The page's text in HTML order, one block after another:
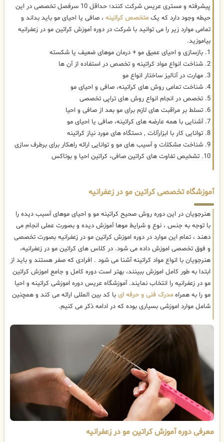
پیشرفته و مستری عریس شرکت کنند؛ حداقل 10 سرفصل تخصصی در این
حیطه وجود دارد که یک متخصص کراتینه ، صافی یا احیای مو باید بداند و
تمامی موارد زیر را می توانید با شرکت در دوره آموزش کراتین مو در زعفرانیه
بیاموزید.
1. بازسازی و احیای عمیق مو + درمان موهای ضعیف یا شکسته
2. شناخت انواع مواد کراتینه و تخصص در استفاده از آن ها
3. مهارت در آنالیز ساختار انواع مو
4. شناخت تمامی روش های کراتینه، صافی و احیای مو
5. تخصص در انجام انواع روش های تراپی تخصصی
6. تسلط بر مراقبت های لازم برای مو بعد از صافی و احیا
7. آشنایی با همه عارضه های کراتینه، صافی یا احیای مو
8. توانایی کار با ابزارآلات , دستگاه های مورد نیاز کراتینه
9. شناخت مشکلات و آسیب های مو و توانایی ارائه راهکار برای برطرف سازی
10. تشخیص تفاوت های کراتین صافی، کراتین احیا و بوتاکس
آموزشگاه تخصصی کراتین مو در زعفرانیه
هنرجویان در این دوره روش صحیح کراتینه مو و احیای موهای آسیب دیده را
با توجه به جنس ، نوع و شرایط موها آموزش دیده و بصورت عملی انجام می
دهند ، تمام این موارد در دوره اموزش کراتین مو در زعفرانیه بصورت تخصصی
و فوق تخصصی اموزش داده می شود. در کلاس های کراتین مو در زعفرانیه،
هنرجویان با انواع مواد کراتینه آشنا می شود . افرادی که صفر هستند و باید از
ابتدا به طور کامل اموزش ببینند، بهتر است دوره کامل و جامع اموزش کراتین
مو در زعفرانیه را انتخاب نمایند. آموزشگاه عریس دوره اموزشی کراتینه و احیا
مو را به همراه مدرک فنی و حرفه ای با کد بین المللی ارائه می کند و همچنین
شامل موارد اموزشی بسیاری بوده که در ادامه ذکر می کنیم.
معرفی دوره آموزش کراتین مو در زعفرانیه